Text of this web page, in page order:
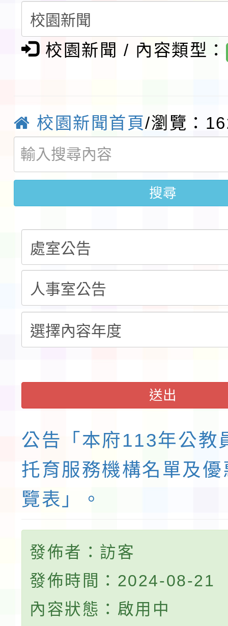
第3次招考代課鐘點教
告(不再辦理後續甄選)
檢送「桃園市115學年
賽實施要點」1份
本市「115學年度學生
展演活動實施計畫」
請一案
社團法人中華民國畫廊
026 ART TAIPEI臺北
會」之「藝術教育日」
本校115學年度第1學
第2次招考代課鐘點教
告(採1次公告分次招考)
115 年度兒童課後照顧
0 小時業訓練課程
轉知本市體育總會划船
「115年桃園市運動會
錦標賽」海洋艇及
域)，申請變更地點
「114-115年度
計畫」公費接種對象擴
115學年度迎新活動暨
會活動流程表
校園新聞 / 內容類型：
校園新聞首頁/瀏覽：
搜尋
送出
公告「本府113年公教
托育服務機構名單及
覽表」。
發佈者：訪客
發佈時間：2024-08-21
內容狀態：啟用中